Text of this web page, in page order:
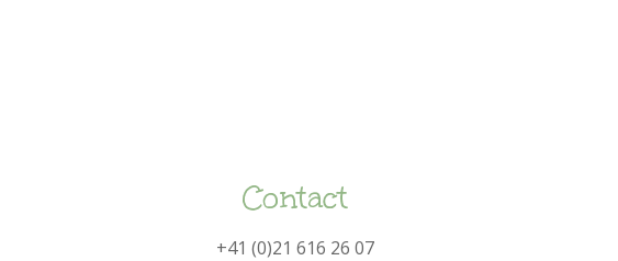
Contact
+41 (0)21 616 26 07